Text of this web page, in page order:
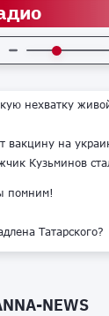
нехватку
вакцину на
Кузьминов
помним!
Татарского?
NEWS